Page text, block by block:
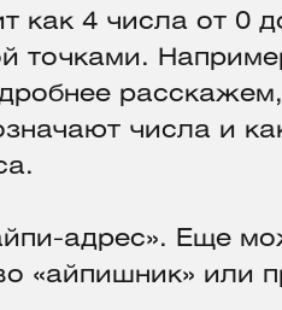
как 4 числа от 0
точками.
числа и
адрес». Еще
«айпишник» или